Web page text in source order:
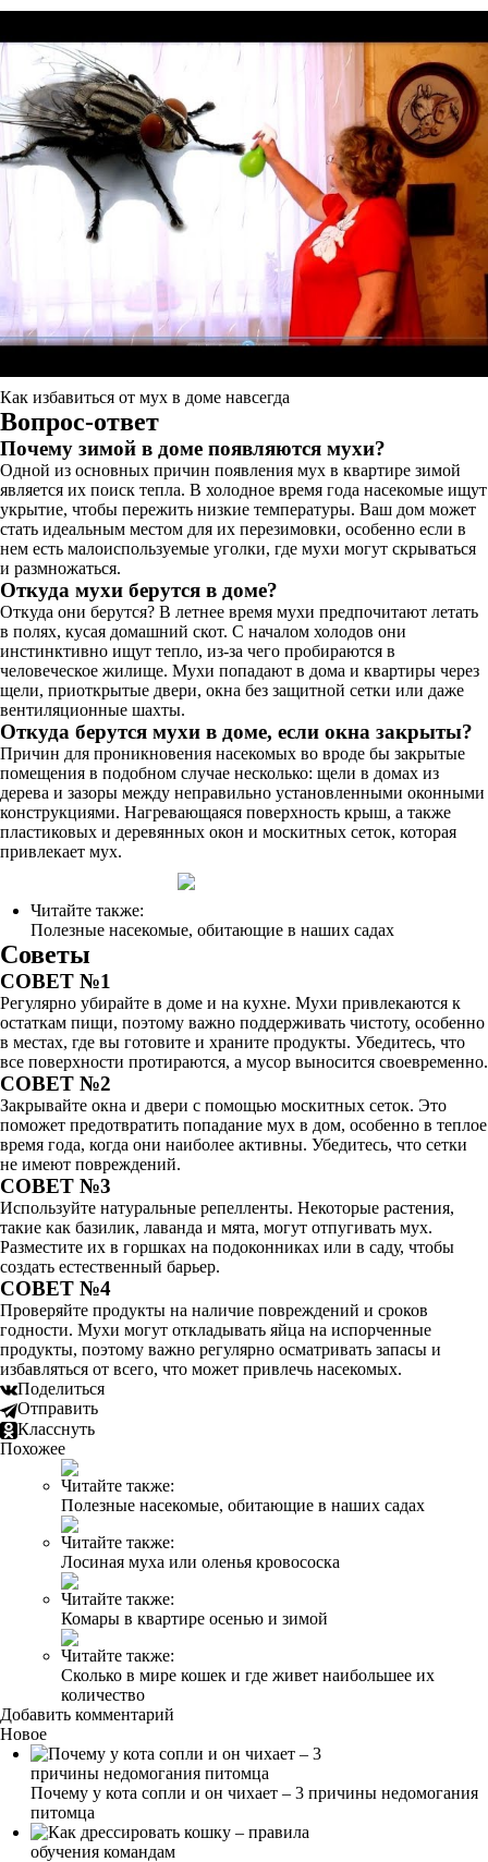
Как избавиться от мух в доме навсегда
Вопрос-ответ
Почему зимой в доме появляются мухи?
Одной из основных причин появления мух в квартире зимой
является их поиск тепла. В холодное время года насекомые ищут
укрытие, чтобы пережить низкие температуры. Ваш дом может
стать идеальным местом для их перезимовки, особенно если в
нем есть малоиспользуемые уголки, где мухи могут скрываться
и размножаться.
Откуда мухи берутся в доме?
Откуда они берутся? В летнее время мухи предпочитают летать
в полях, кусая домашний скот. С началом холодов они
инстинктивно ищут тепло, из-за чего пробираются в
человеческое жилище. Мухи попадают в дома и квартиры через
щели, приоткрытые двери, окна без защитной сетки или даже
вентиляционные шахты.
Откуда берутся мухи в доме, если окна закрыты?
Причин для проникновения насекомых во вроде бы закрытые
помещения в подобном случае несколько: щели в домах из
дерева и зазоры между неправильно установленными оконными
конструкциями. Нагревающаяся поверхность крыш, а также
пластиковых и деревянных окон и москитных сеток, которая
привлекает мух.
Читайте также:
Полезные насекомые, обитающие в наших садах
Советы
СОВЕТ №1
Регулярно убирайте в доме и на кухне. Мухи привлекаются к
остаткам пищи, поэтому важно поддерживать чистоту, особенно
в местах, где вы готовите и храните продукты. Убедитесь, что
все поверхности протираются, а мусор выносится своевременно.
СОВЕТ №2
Закрывайте окна и двери с помощью москитных сеток. Это
поможет предотвратить попадание мух в дом, особенно в теплое
время года, когда они наиболее активны. Убедитесь, что сетки
не имеют повреждений.
СОВЕТ №3
Используйте натуральные репелленты. Некоторые растения,
такие как базилик, лаванда и мята, могут отпугивать мух.
Разместите их в горшках на подоконниках или в саду, чтобы
создать естественный барьер.
СОВЕТ №4
Проверяйте продукты на наличие повреждений и сроков
годности. Мухи могут откладывать яйца на испорченные
продукты, поэтому важно регулярно осматривать запасы и
избавляться от всего, что может привлечь насекомых.
Поделиться
Отправить
Класснуть
Похожее
Читайте также:
Полезные насекомые, обитающие в наших садах
Читайте также:
Лосиная муха или оленья кровососка
Читайте также:
Комары в квартире осенью и зимой
Читайте также:
Сколько в мире кошек и где живет наибольшее их
количество
Добавить комментарий
Новое
Почему у кота сопли и он чихает – 3 причины недомогания
питомца